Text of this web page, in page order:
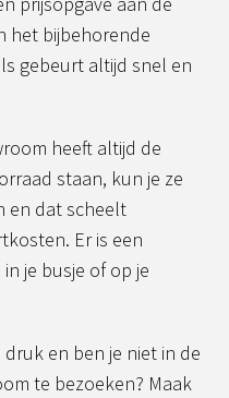
het bijbehorende
gebeurt altijd snel en
heeft altijd de
staan, kun je ze
en dat scheelt
Er is een
je busje of op je
en ben je niet in de
te bezoeken? Maak